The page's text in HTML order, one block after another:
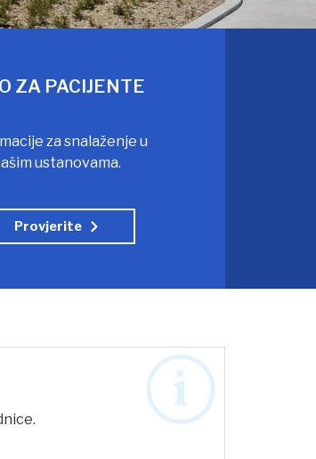
ZA PACIJENTE
za snalaženje u
ustanovama.
Provjerite